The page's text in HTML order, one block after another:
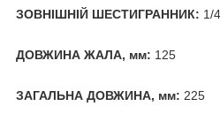
ЗОВНІШНІЙ ШЕСТИГРАННИК: 1/
ДОВЖИНА ЖАЛА, мм: 125
ЗАГАЛЬНА ДОВЖИНА, мм: 225